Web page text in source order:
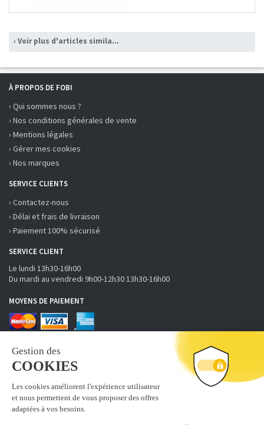
› Voir plus d'articles similaires
À PROPOS DE FOBI
› Qui sommes nous ?
› Nos conditions générales de vente
› Mentions légales
› Gérer mes cookies
› Nos marques
SERVICE CLIENTS
› Contactez-nous
› Délai et frais de livraison
› Paiement 100% sécurisé
SERVICE CLIENT
Le lundi 13h30-16h00
Du mardi au vendredi 9h00-12h30 13h30-16h00
MOYENS DE PAIEMENT
RECEVOIR LA NEWSLETTER
S'inscrire
Abonnez-vous à la newsletter fobi.fr pour recevoir nos bons